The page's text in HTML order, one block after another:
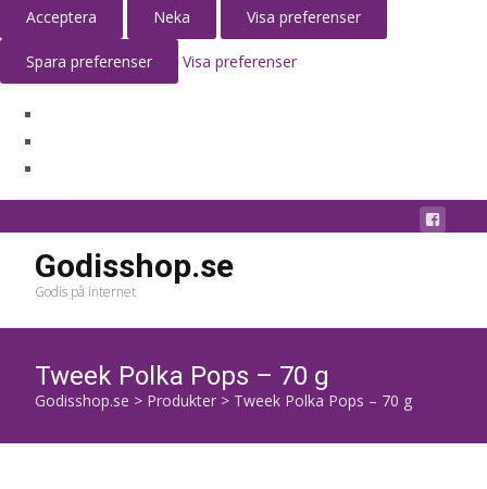
Acceptera Neka Visa preferenser
Spara preferenser Visa preferenser
Godisshop.se
Godis på internet
Tweek Polka Pops – 70 g
Godisshop.se > Produkter > Tweek Polka Pops – 70 g